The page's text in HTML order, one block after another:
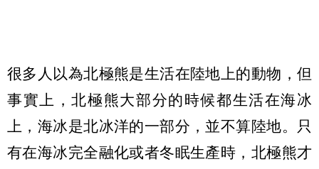
很多人以為北極熊是生活在陸地上的動物，但
事實上，北極熊大部分的時候都生活在海冰
上，海冰是北冰洋的一部分，並不算陸地。只
有在海冰完全融化或者冬眠生產時，北極熊才